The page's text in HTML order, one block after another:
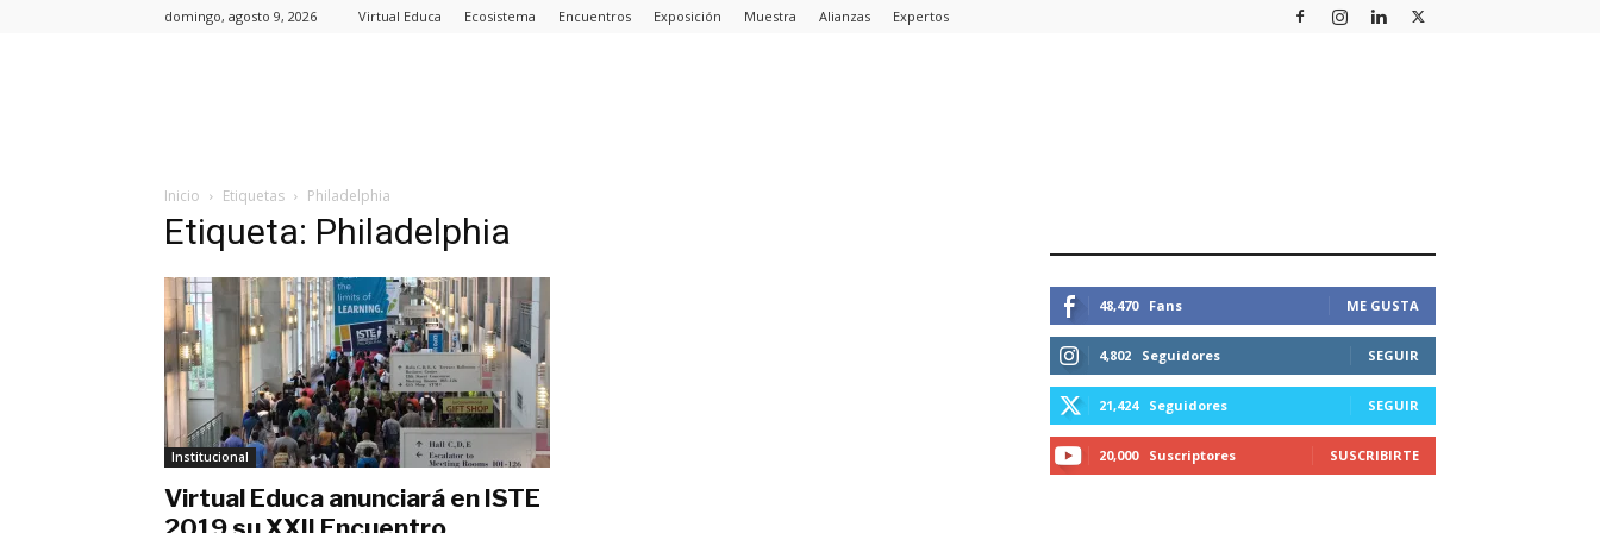
domingo, agosto 9, 2026 Virtual Educa Ecosistema Encuentros Exposición Muestra Alianzas Expertos
Inicio Etiquetas Philadelphia
Etiqueta: Philadelphia
Institucional
Virtual Educa anunciará en ISTE
48,470 Fans ME GUSTA
4,802 Seguidores SEGUIR
21,424 Seguidores SEGUIR
20,000 Suscriptores SUSCRIBIRTE